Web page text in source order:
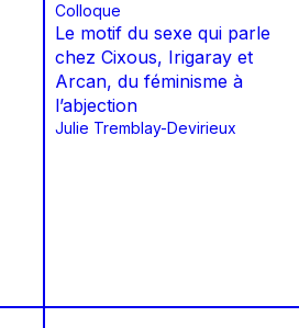
Colloque
Le motif du sexe qui parle
chez Cixous, Irigaray et
Arcan, du féminisme à
l’abjection
Julie Tremblay-Devirieux